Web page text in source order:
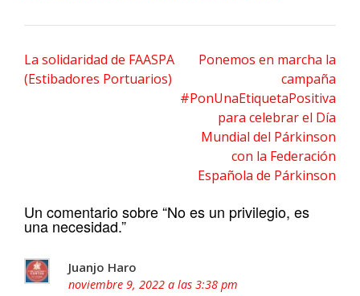
Navegación
de
La solidaridad de FAASPA
(Estibadores Portuarios)
Ponemos en marcha la
campaña
#PonUnaEtiquetaPositiva
para celebrar el Día
Mundial del Párkinson
con la Federación
Española de Párkinson
Un comentario sobre “No es un privilegio, es
una necesidad.”
Juanjo Haro
noviembre 9, 2022 a las 3:38 pm